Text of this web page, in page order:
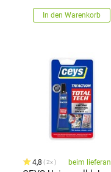
In den Warenkorb
4,8 2x beim